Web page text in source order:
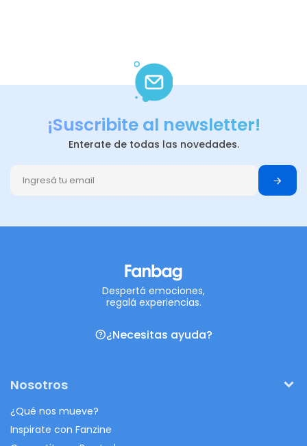
¡Suscribite al newsletter!
Enterate de todas las novedades.
Despertá emociones,
regalá experiencias.
¿Necesitas ayuda?
Nosotros
¿Qué nos mueve?
Inspirate con Fanzine